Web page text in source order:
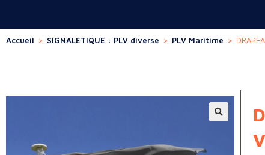
Accueil > SIGNALETIQUE : PLV diverse > PLV Maritime >